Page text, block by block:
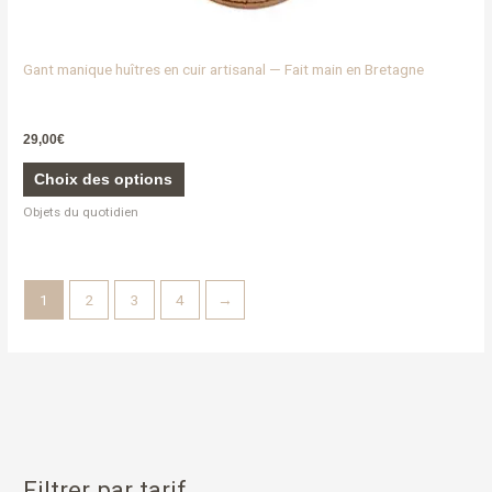
Gant manique huîtres en cuir artisanal — Fait main en Bretagne
29,00€
Choix des options
Objets du quotidien
1 2 3 4 →
P
R